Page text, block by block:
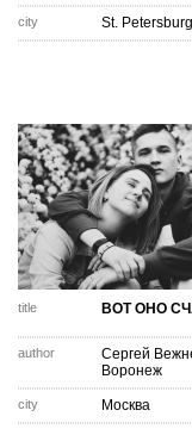
city St. Petersburg
title ВОТ ОНО
author
Сергей
Воронеж
city Москва